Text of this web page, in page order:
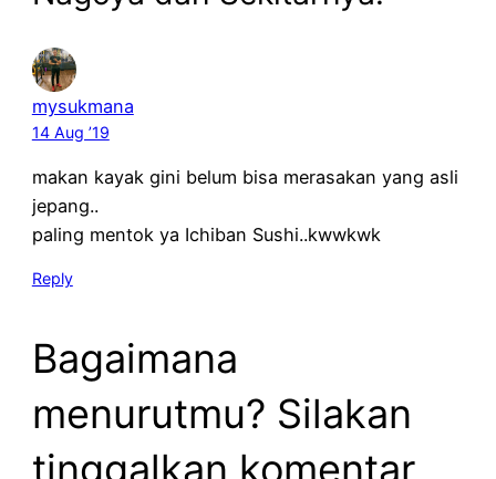
mysukmana
14 Aug ’19
makan kayak gini belum bisa merasakan yang asli
jepang..
paling mentok ya Ichiban Sushi..kwwkwk
Reply
Bagaimana
menurutmu? Silakan
tinggalkan komentar